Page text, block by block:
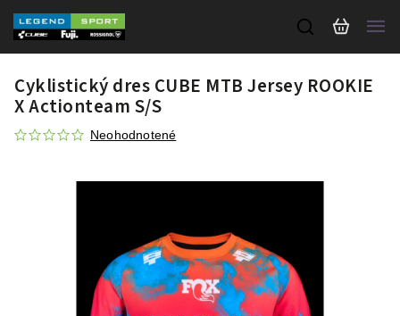
Cyklistický dres CUBE MTB Jersey ROOKIE
X Actionteam S/S
Neohodnotené